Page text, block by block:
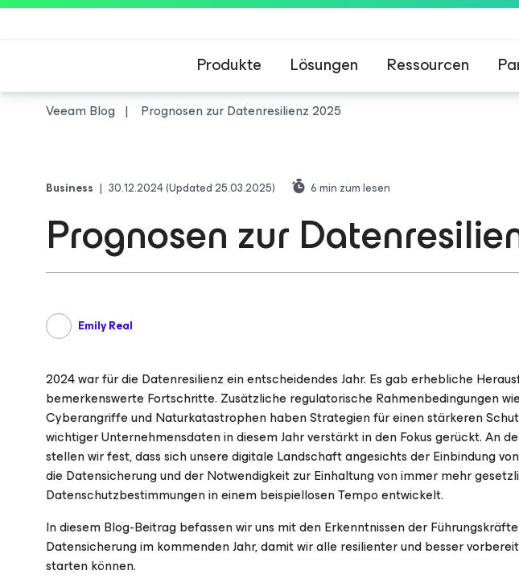
Produkte Lösungen Ressourcen
Veeam Blog Prognosen zur Datenresilienz 2025
Business | 30.12.2024(Updated 25.03.2025) 6min zum lesen
Prognosen zur
Emily Real
2024 war für die Datenresilienz ein entscheidendes Jahr. Es gab erhebliche
bemerkenswerte Fortschritte. Zusätzliche regulatorische Rahmenbedingungen
Cyberangriffe und Naturkatastrophen haben Strategien für einen stärkeren
wichtiger Unternehmensdaten in diesem Jahr verstärkt in den Fokus gerückt. An
stellen wir fest, dass sich unsere digitale Landschaft angesichts der Einbindung
die Datensicherung und der Notwendigkeit zur Einhaltung von immer mehr
Datenschutzbestimmungen in einem beispiellosen Tempo entwickelt.
In diesem Blog-Beitrag befassen wir uns mit den Erkenntnissen der
Datensicherung im kommenden Jahr, damit wir alle resilienter und besser
starten können.